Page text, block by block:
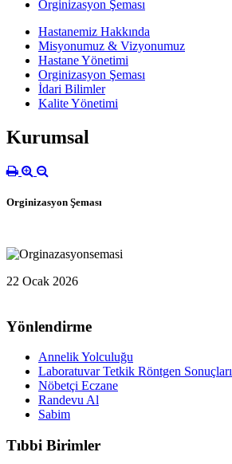
Orginizasyon Şeması
Hastanemiz Hakkında
Misyonumuz & Vizyonumuz
Hastane Yönetimi
Orginizasyon Şeması
İdari Bilimler
Kalite Yönetimi
Kurumsal
Orginizasyon Şeması
22 Ocak 2026
Yönlendirme
Annelik Yolculuğu
Laboratuvar Tetkik Röntgen Sonuçları
Nöbetçi Eczane
Randevu Al
Sabim
Tıbbi Birimler